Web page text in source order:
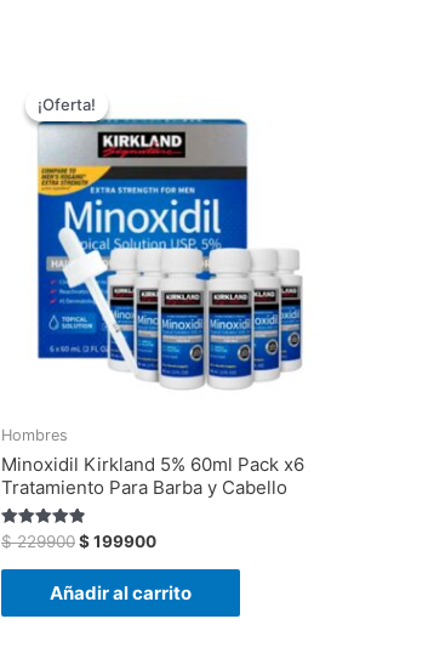
¡Oferta!
¡Oferta!
Hombres
Minoxidil Kirkland 5% 60ml Pack x6
Tratamiento Para Barba y Cabello
Valorado
con
4.88
$229900
precio
original
era:
$ 229900.
$199900
actual
es:
$ 199900.
Añadir al carrito